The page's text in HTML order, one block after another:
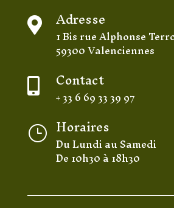
 Adresse
1 Bis rue Alphonse
59300 Valenciennes
 Contact
+ 33 6 69 33 39 97
} Horaires
Du Lundi au Samedi
De 10h30 à 18h30